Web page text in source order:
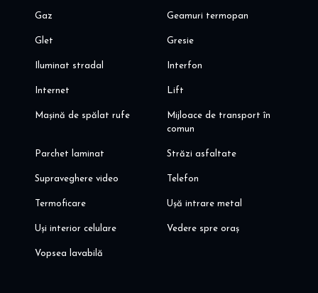
Gaz Geamuri termopan
Glet Gresie
Iluminat stradal Interfon
Internet Lift
Mașină de spălat rufe
Mijloace de transport în
comun
Parchet laminat Străzi asfaltate
Supraveghere video Telefon
Termoficare Ușă intrare metal
Uși interior celulare Vedere spre oraș
Vopsea lavabilă